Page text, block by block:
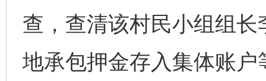
查，查清该村民小组组
地承包押金存入集体账